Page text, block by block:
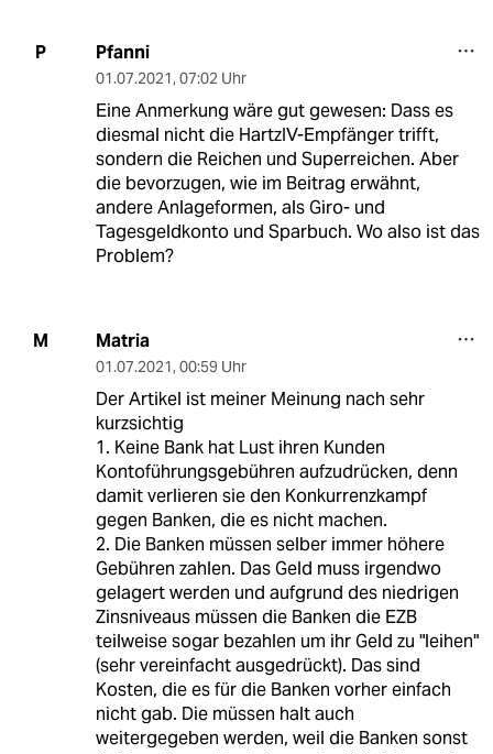
P Pfanni
01.07.2021, 07:02 Uhr
Eine Anmerkung wäre gut gewesen: Dass es
diesmal nicht die HartzIV-Empfänger trifft,
sondern die Reichen und Superreichen. Aber
die bevorzugen, wie im Beitrag erwähnt,
andere Anlageformen, als Giro- und
Tagesgeldkonto und Sparbuch. Wo also ist das
Problem?
M Matria
01.07.2021, 00:59 Uhr
Der Artikel ist meiner Meinung nach sehr
kurzsichtig
1. Keine Bank hat Lust ihren Kunden
Kontoführungsgebühren aufzudrücken, denn
damit verlieren sie den Konkurrenzkampf
gegen Banken, die es nicht machen.
2. Die Banken müssen selber immer höhere
Gebühren zahlen. Das Geld muss irgendwo
gelagert werden und aufgrund des niedrigen
Zinsniveaus müssen die Banken die EZB
teilweise sogar bezahlen um ihr Geld zu "leihen"
(sehr vereinfacht ausgedrückt). Das sind
Kosten, die es für die Banken vorher einfach
nicht gab. Die müssen halt auch
weitergegeben werden, weil die Banken sonst